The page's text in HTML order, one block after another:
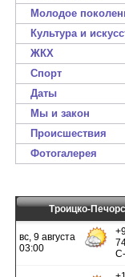
Молодое
Культура и
ЖКХ
Спорт
Даты
Мы и закон
Происшествия
Фотогалерея
Троицко-